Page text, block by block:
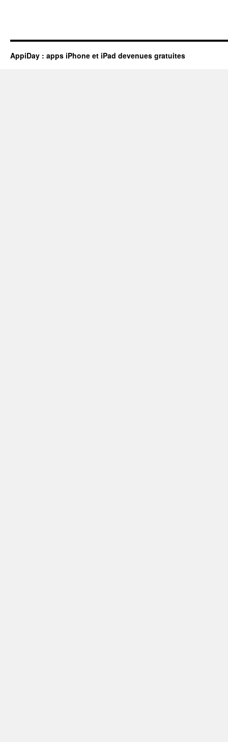
AppiDay : apps iPhone et iPad devenues gratuites